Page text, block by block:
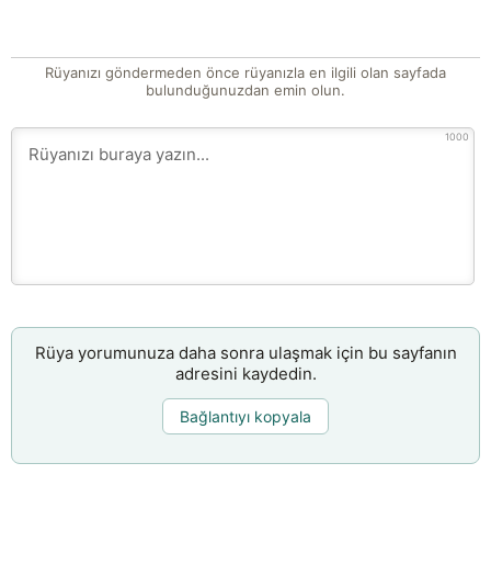
Rüyanızı göndermeden önce rüyanızla en ilgili olan sayfada
bulunduğunuzdan emin olun.
1000
Rüya yorumunuza daha sonra ulaşmak için bu sayfanın
adresini kaydedin.
Bağlantıyı kopyala